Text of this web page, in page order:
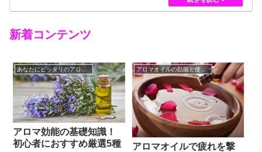
しかし、フランスの園芸家ジョセフ・ペルネ＝デ…
新着コンテンツ
あなたにピッタリのアロマ☆
アロマ効能の基礎知識！
初心者におすすめ厳選5種
アロマオイルの効能と使い方
アロマオイルで疲れを撃